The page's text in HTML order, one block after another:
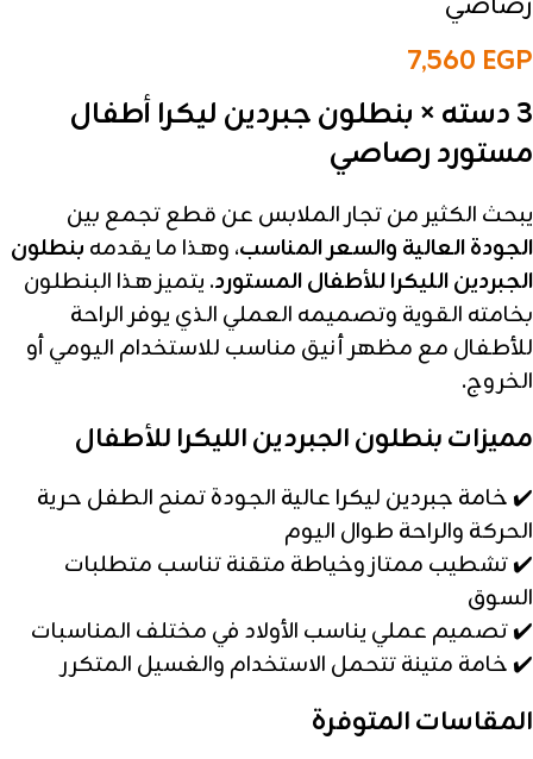
7,560 EGP
3 دسته × بنطلون جبردين ليكرا أطفال
مستورد رصاصي
يبحث الكثير من تجار الملابس عن قطع تجمع بين
الجودة العالية والسعر المناسب، وهذا ما يقدمه بنطلون
الجبردين الليكرا للأطفال المستورد. يتميز هذا البنطلون
بخامته القوية وتصميمه العملي الذي يوفر الراحة
للأطفال مع مظهر أنيق مناسب للاستخدام اليومي أو
الخروج.
مميزات بنطلون الجبردين الليكرا للأطفال
✔️ خامة جبردين ليكرا عالية الجودة تمنح الطفل حرية
الحركة والراحة طوال اليوم
✔️ تشطيب ممتاز وخياطة متقنة تناسب متطلبات
السوق
✔️ تصميم عملي يناسب الأولاد في مختلف المناسبات
✔️ خامة متينة تتحمل الاستخدام والغسيل المتكرر
المقاسات المتوفرة